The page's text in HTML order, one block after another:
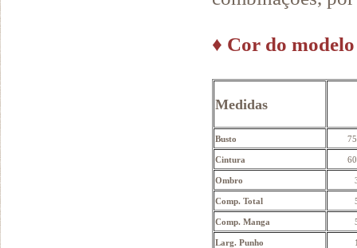
♦ Cor do
Medidas
Busto
Cintura
Ombro
Comp. Total
Comp. Manga
Larg. Punho